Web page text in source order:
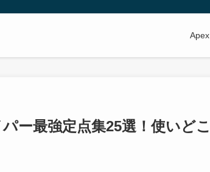
Apex
ー最強定点集25選！使いどこ